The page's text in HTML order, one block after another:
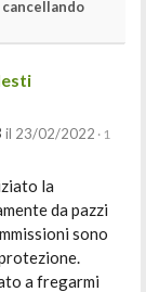
il 23/02/2022 · 1
la
da pazzi
sono
a fregarmi